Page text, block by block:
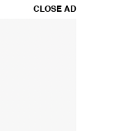
CLOSE AD